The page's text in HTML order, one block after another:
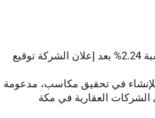
شركة الاتصالات السعودية (stc): سجل السهم ارتفاعًا بنسبة 2.24% بعد إعلان الشركة توقيع
في تحقيق مكاسب، مدعومة
الشركات العقارية في مكة